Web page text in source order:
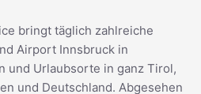
bringt täglich zahlreiche
Airport Innsbruck in
und Urlaubsorte in ganz Tirol,
und Deutschland. Abgesehen